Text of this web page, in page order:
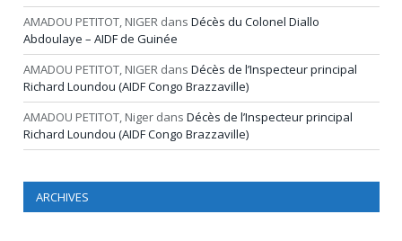
AMADOU PETITOT, NIGER dans Décès du Colonel Diallo
Abdoulaye – AIDF de Guinée
AMADOU PETITOT, NIGER dans Décès de l’Inspecteur principal
Richard Loundou (AIDF Congo Brazzaville)
AMADOU PETITOT, Niger dans Décès de l’Inspecteur principal
Richard Loundou (AIDF Congo Brazzaville)
ARCHIVES